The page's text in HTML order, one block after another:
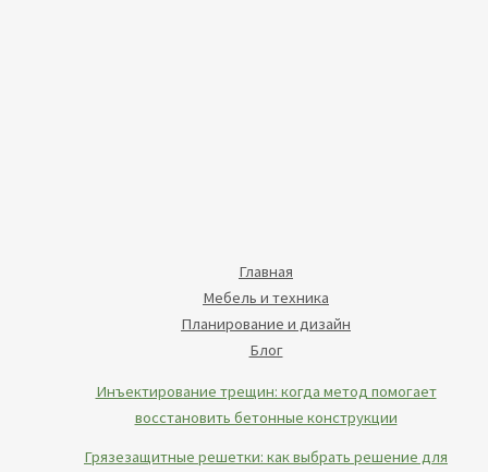
Главная
Мебель и техника
Планирование и дизайн
Блог
Инъектирование трещин: когда метод помогает
восстановить бетонные конструкции
Грязезащитные решетки: как выбрать решение для